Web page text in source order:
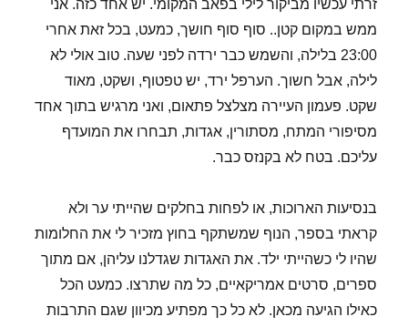
סקוטלנדזרתי עכשיו מביקור לילי בפאב המקומי. יש אחד כזה. אני
ממש במקום קטן.. סוף סוף חושך, כמעט, בכל זאת אחרי
23:00 בלילה, והשמש כבר ירדה לפני שעה. טוב אולי לא
לילה, אבל חשוך. הערפל ירד, יש טפטוף, ושקט, מאוד
שקט. פעמון העיירה מצלצל פתאום, ואני מרגיש בתוך אחד
מסיפורי המתח, מסתורין, אגדות, תבחרו את המועדף
עליכם. בטח לא בקנזס כבר.
בנסיעות הארוכות, או לפחות בחלקים שהייתי ער ולא
קראתי בספר, הנוף שמשתקף בחוץ מזכיר לי את החלומות
שהיו לי כשהייתי ילד. את האגדות שגדלנו עליהן, אם מתוך
ספרים, סרטים אמריקאיים, כל מה שתרצו. כמעט הכל
כאילו הגיעה מכאן. לא כל כך מפתיע מכיוון שגם התרבות